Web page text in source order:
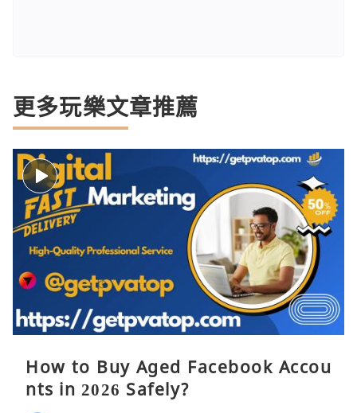
更多玩樂文章推薦
How to Buy Aged Facebook Accou
nts in 2026 Safely?